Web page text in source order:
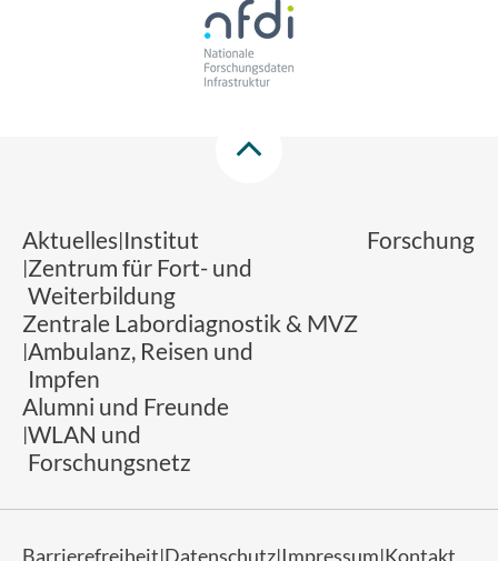
Aktuelles Institut
Forschung
Zentrum für Fort- und
Weiterbildung
Zentrale Labordiagnostik & MVZ
Ambulanz, Reisen und
Impfen
Alumni und Freunde
WLAN und
Forschungsnetz
Barrierefreiheit Datenschutz Impressum Kontakt